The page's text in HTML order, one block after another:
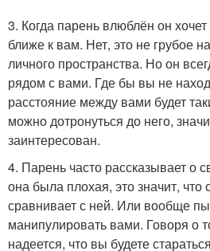
3. Когда парень влюблён он
ближе к вам. Нет, это не грубое
личного пространства. Но он
рядом с вами. Где бы вы не
расстояние между вами будет
можно дотронуться до него,
заинтересован.
4. Парень часто рассказывает о
она была плохая, это значит, что
сравнивает с ней. Или вообще
манипулировать вами. Говоря о
надеется, что вы будете